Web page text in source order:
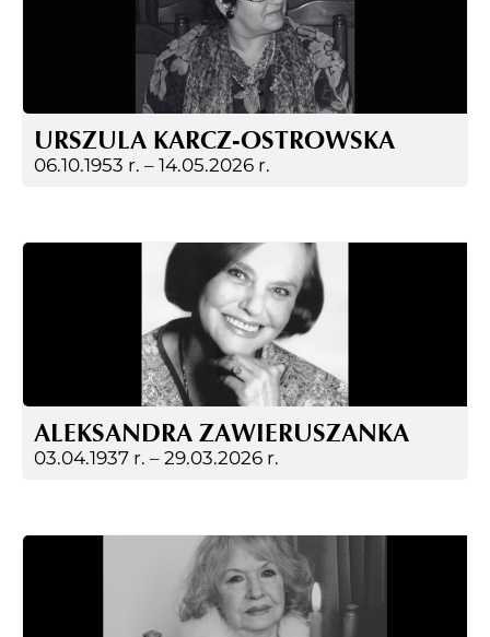
URSZULA KARCZ-OSTROWSKA
06.10.1953 r. – 14.05.2026 r.
ALEKSANDRA ZAWIERUSZANKA
03.04.1937 r. – 29.03.2026 r.